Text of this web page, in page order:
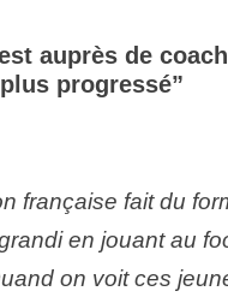
auprès de
progressé”
française fait du
en jouant au
on voit ces